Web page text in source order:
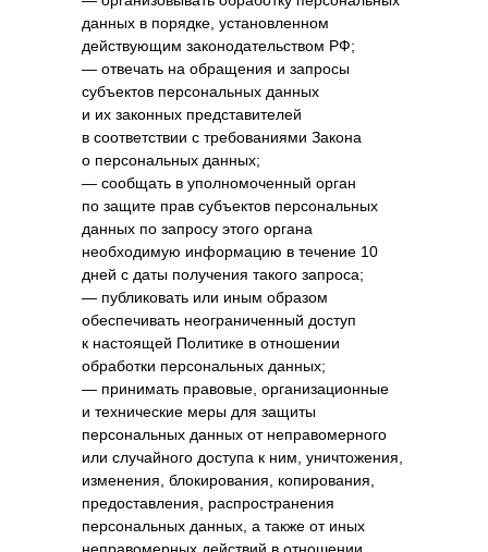
данных в порядке, установленном
действующим законодательством РФ;
— отвечать на обращения и запросы
субъектов персональных данных
и их законных представителей
в соответствии с требованиями Закона
о персональных данных;
— сообщать в уполномоченный орган
по защите прав субъектов персональных
данных по запросу этого органа
необходимую информацию в течение 10
дней с даты получения такого запроса;
— публиковать или иным образом
обеспечивать неограниченный доступ
к настоящей Политике в отношении
обработки персональных данных;
— принимать правовые, организационные
и технические меры для защиты
персональных данных от неправомерного
или случайного доступа к ним, уничтожения,
изменения, блокирования, копирования,
предоставления, распространения
персональных данных, а также от иных